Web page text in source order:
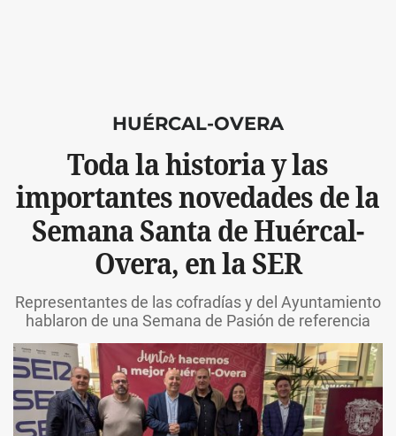
HUÉRCAL-OVERA
Toda la historia y las
importantes novedades de la
Semana Santa de Huércal-
Overa, en la SER
Representantes de las cofradías y del Ayuntamiento
hablaron de una Semana de Pasión de referencia